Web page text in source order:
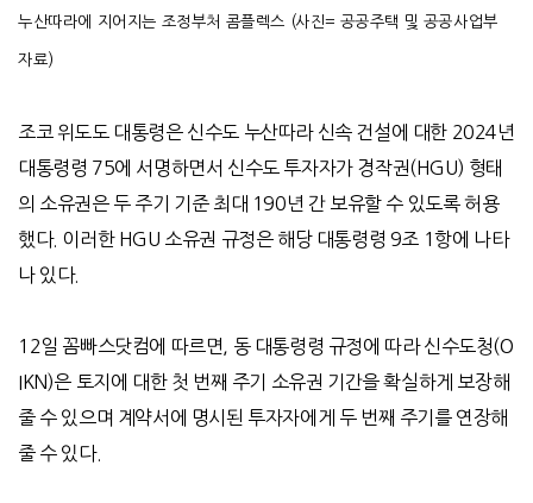
누산따라에 지어지는 조정부처 콤플렉스 (사진= 공공주택 및 공공사업부
자료)
조코 위도도 대통령은 신수도 누산따라 신속 건설에 대한 2024년
대통령령 75에 서명하면서 신수도 투자자가 경작권(HGU) 형태
의 소유권은 두 주기 기준 최대 190년 간 보유할 수 있도록 허용
했다. 이러한HGU 소유권 규정은 해당 대통령령 9조 1항에 나타
나 있다.
12일 꼼빠스닷컴에 따르면, 동 대통령령 규정에 따라 신수도청(O
IKN)은 토지에 대한 첫 번째 주기 소유권 기간을 확실하게 보장해
줄 수 있으며 계약서에 명시된 투자자에게 두 번째 주기를 연장해
줄 수 있다.